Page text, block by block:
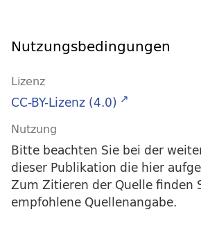
Nutzungsbedingungen
Lizenz
CC-BY-Lizenz (4.0)
Nutzung
Bitte beachten Sie bei der
dieser Publikation die hier
Zum Zitieren der Quelle finden
empfohlene Quellenangabe.